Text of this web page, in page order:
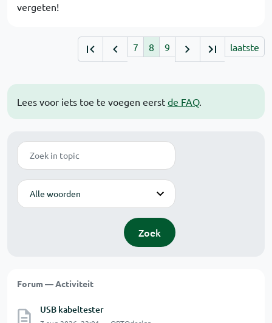
Lees voor iets toe te voegen eerst de FAQ.
Zoek
Modus
Zoek
Forum — Activiteit
USB kabeltester
vergeten!
7 8 9 laatste